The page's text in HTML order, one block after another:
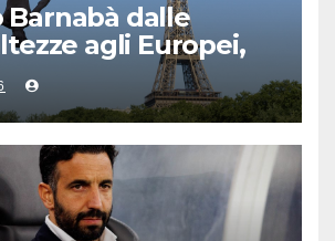
dalle
agli Europei,
dopo Cosetti